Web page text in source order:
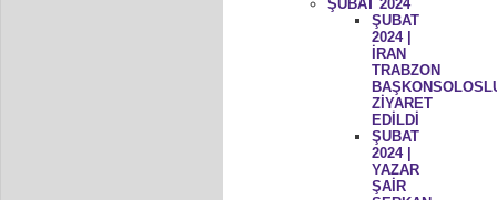
ŞUBAT 2024
ŞUBAT
2024 |
İRAN
TRABZON
ZİYARET
EDİLDİ
ŞUBAT
2024 |
YAZAR
ŞAİR